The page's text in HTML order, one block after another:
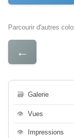
Parcourir d'autres
←
🗃 Galerie
👁 Vues
👁 Impressions